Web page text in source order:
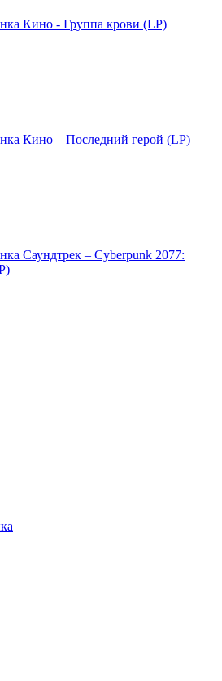
Кино - Группа крови (LP)
Кино – Последний герой (LP)
Саундтрек – Cyberpunk 2077: